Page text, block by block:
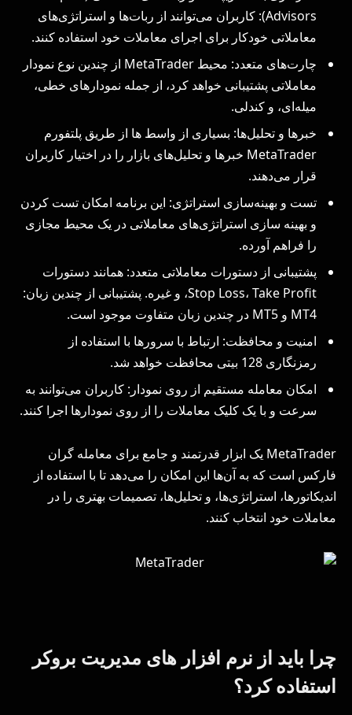
Advisors): کاربران می‌توانند از ربات‌ها و استراتژی‌های
معاملاتی خودکار برای اجرای معاملات خود استفاده کنند.
چارت‌های متعدد: محیط MetaTrader از چندین نوع نمودار
معاملاتی پشتیبانی خواهد کرد، از جمله نمودارهای خطی،
میله‌ای، و کندلی.
خبرها و تحلیل‌ها: بسیاری از واسط ها از طریق پلتفورم
MetaTrader خبرها و تحلیل‌های بازار را در اختیار کاربران
قرار می‌دهند.
تست و بهینه‌سازی استراتژی: این برنامه امکان تست کردن
و بهینه‌ سازی استراتژی‌های معاملاتی در یک محیط مجازی
را فراهم آورده.
پشتیبانی از دستورات معاملاتی متعدد: همانند دستورات
Stop Loss، Take Profit، و غیره. پشتیبانی از چندین زبان:
MT4 و MT5 در چندین زبان متفاوت موجود است.
امنیت و محافظت: ارتباط با سرورها با استفاده از
رمزنگاری 128 بیتی محافظت خواهد شد.
امکان معامله مستقیم از روی نمودار: کاربران می‌توانند به
سرعت و با یک کلیک معاملات را از روی نمودارها اجرا کنند.
MetaTrader یک ابزار قدرتمند و جامع برای معامله‌ گران
فارکس است که به آن‌ها این امکان را می‌دهد تا با استفاده از
اندیکاتورها، استراتژی‌ها، و تحلیل‌ها، تصمیمات بهتری را در
معاملات خود انتخاب کنند.
چرا باید از نرم افزار های مدیریت بروکر
استفاده کرد؟